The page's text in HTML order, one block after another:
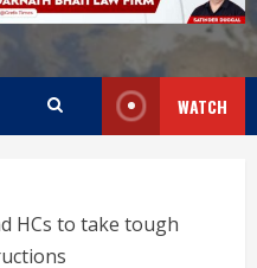
WATCH
HCs to take tough